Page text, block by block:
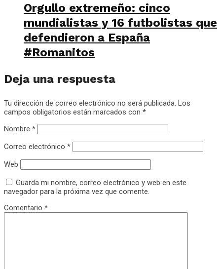
Orgullo extremeño: cinco
mundialistas y 16 futbolistas que
defendieron a España
#Romanitos
Deja una respuesta
Tu dirección de correo electrónico no será publicada. Los
campos obligatorios están marcados con *
Nombre *
Correo electrónico *
Web
Guarda mi nombre, correo electrónico y web en este
navegador para la próxima vez que comente.
Comentario *